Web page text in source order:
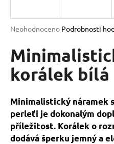
Průměrné
produktu
je
0,0
hvězdiček.
Neohodnoceno Podrobnosti
korálek
Minimalistický náramek
perleťi je dokonalým
příležitost. Korálek o
dodává šperku jemný a
j
t
?
HLEDAT